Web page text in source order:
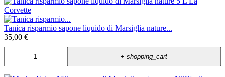
Tanica risparmio sapone liquido di Marsiglia nature...
35,00 €
+shopping_cart